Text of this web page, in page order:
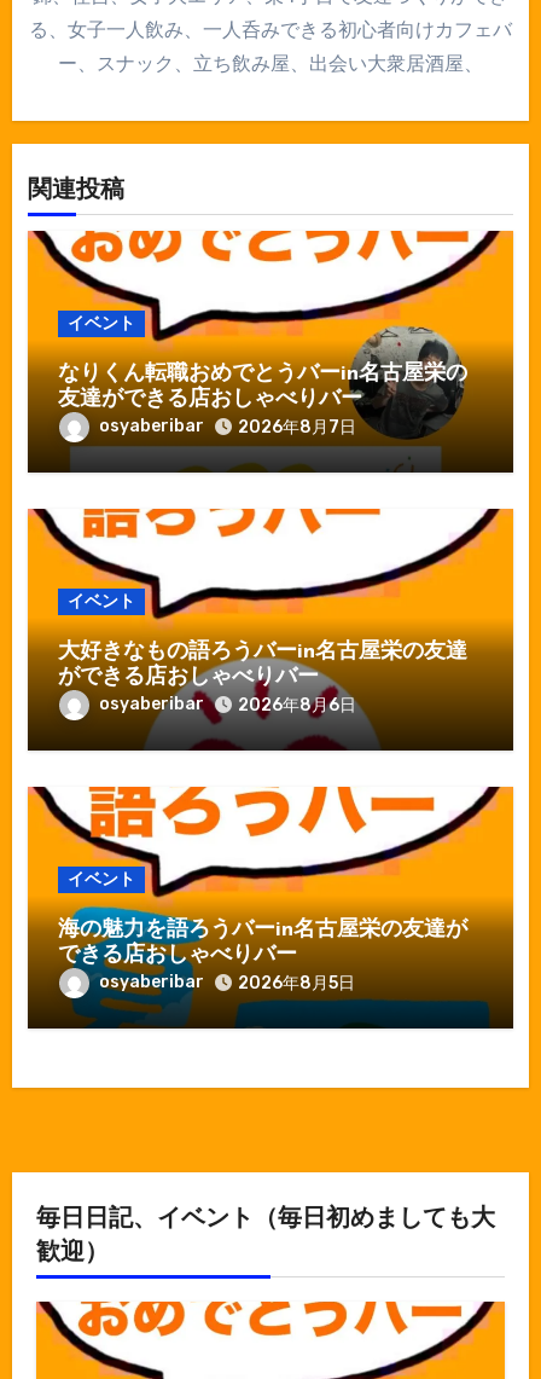
る、女子一人飲み、一人呑みできる初心者向けカフェバ
ー、スナック、立ち飲み屋、出会い大衆居酒屋、
関連投稿
イベント
なりくん転職おめでとうバーin名古屋栄の
友達ができる店おしゃべりバー
osyaberibar 2026年8月7日
イベント
大好きなもの語ろうバーin名古屋栄の友達
ができる店おしゃべりバー
osyaberibar 2026年8月6日
イベント
海の魅力を語ろうバーin名古屋栄の友達が
できる店おしゃべりバー
osyaberibar 2026年8月5日
毎日日記、イベント（毎日初めましても大
歓迎）